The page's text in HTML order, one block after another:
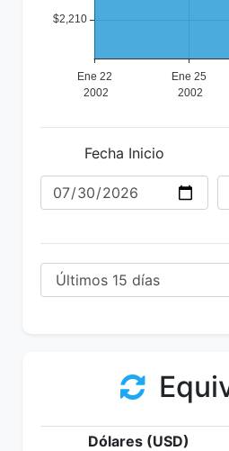
Fecha Inicio
Dólares (USD)